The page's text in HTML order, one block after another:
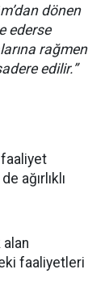
dönen
ederse
rağmen
edilir.”
faaliyet
ağırlıklı
alan
faaliyetleri